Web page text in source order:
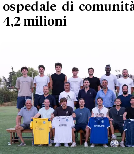
ospedale di
4,2 milioni